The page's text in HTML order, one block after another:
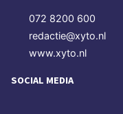
072 8200 600
redactie@xyto.nl
www.xyto.nl
SOCIAL MEDIA